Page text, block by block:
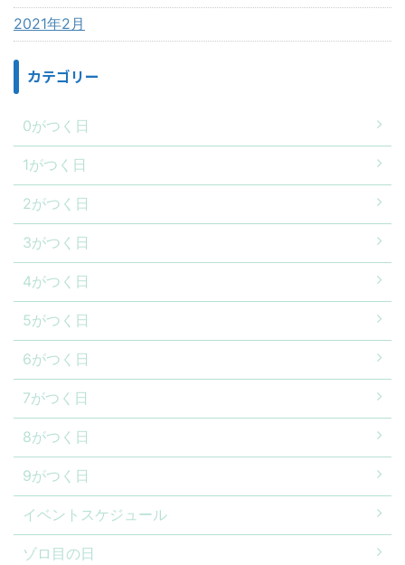
2021年2月
カテゴリー
0がつく日
1がつく日
2がつく日
3がつく日
4がつく日
5がつく日
6がつく日
7がつく日
8がつく日
9がつく日
イベントスケジュール
ゾロ目の日